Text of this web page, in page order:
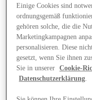
Einige Cookies sind
ordnungsgemäß
gehören solche, die die
Marketingkampagnen
personalisieren. Diese
gesetzt, wenn Sie ihnen
Sie in unserer
Cookie-
Datenschutzerklärung.